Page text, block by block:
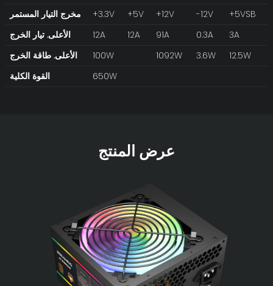
مخرج التيار المستمر
+3.3V +5V +12V -12V
+5VSB
الأعلى. تيار الخرج
12A 12A 91A 0.3A
3A
الأعلى. طاقة الخرج
100W 1092W 3.6W
12.5W
القوة الكلية
650W
عرض المنتج